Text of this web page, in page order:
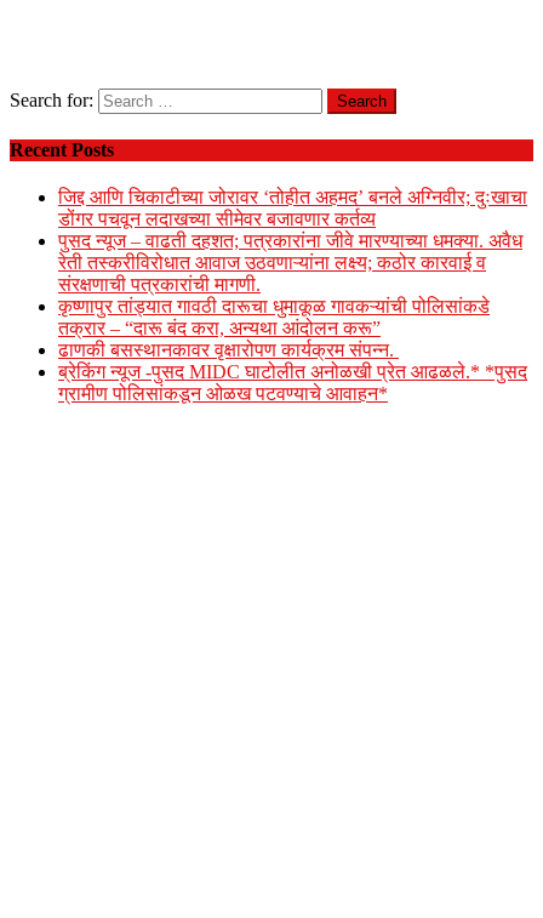
Search for:
Recent Posts
जिद्द आणि चिकाटीच्या जोरावर ‘तोहीत अहमद’ बनले अग्निवीर; दुःखाचा
डोंगर पचवून लदाखच्या सीमेवर बजावणार कर्तव्य
पुसद न्यूज – वाढती दहशत; पत्रकारांना जीवे मारण्याच्या धमक्या. अवैध
रेती तस्करीविरोधात आवाज उठवणाऱ्यांना लक्ष्य; कठोर कारवाई व
संरक्षणाची पत्रकारांची मागणी.
कृष्णापुर तांड्यात गावठी दारूचा धुमाकूळ गावकऱ्यांची पोलिसांकडे
तक्रार – “दारू बंद करा, अन्यथा आंदोलन करू”
ढाणकी बसस्थानकावर वृक्षारोपण कार्यक्रम संपन्न.
ब्रेकिंग न्यूज -पुसद MIDC घाटोलीत अनोळखी प्रेत आढळले.* *पुसद
ग्रामीण पोलिसांकडून ओळख पटवण्याचे आवाहन*